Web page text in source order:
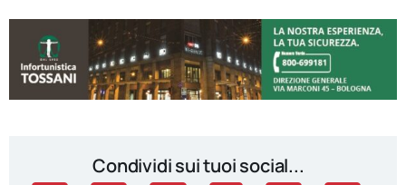
Condividi sui tuoi social...